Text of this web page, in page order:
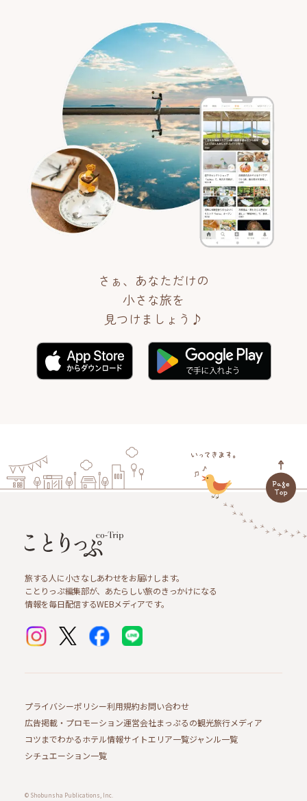
さぁ、あなただけの
小さな旅を
見つけましょう♪
旅する人に小さなしあわせをお届けします。
ことりっぷ編集部が、あたらしい旅のきっかけになる
情報を毎日配信するWEBメディアです。
プライバシーポリシー利用規約お問い合わせ
広告掲載・プロモーション運営会社まっぷるの観光旅行メディア
コツまでわかるホテル情報サイトエリア一覧ジャンル一覧
シチュエーション一覧
© Shobunsha Publications, Inc.